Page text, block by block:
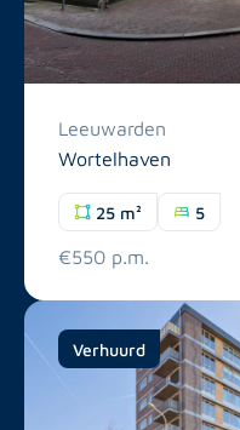
Leeuwarden
Wortelhaven
25 m² 5
€550 p.m.
Verhuurd